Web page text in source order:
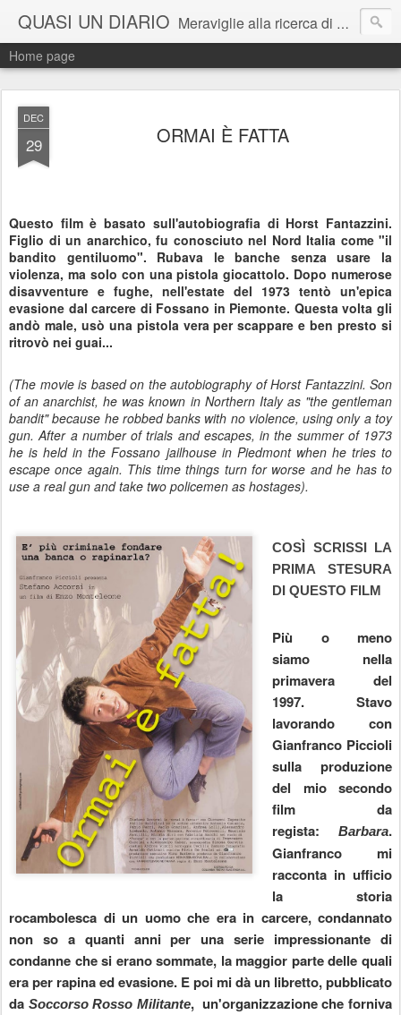
QUASI UN DIARIO Meraviglie alla ricerca di Alice perduta. Salvataggi in extremis sull'altra riva, ingiustizie da correggere e parole da trasformare in esperienza da provare.
Home page
DEC
29 ORMAI È FATTA
Questo film è basato sull'autobiografia di Horst Fantazzini.
Figlio di un anarchico, fu conosciuto nel Nord Italia come "il
bandito gentiluomo". Rubava le banche senza usare la
violenza, ma solo con una pistola giocattolo. Dopo numerose
disavventure e fughe, nell'estate del 1973 tentò un'epica
evasione dal carcere di Fossano in Piemonte. Questa volta gli
andò male, usò una pistola vera per scappare e ben presto si
ritrovò nei guai...
(The movie is based on the autobiography of Horst Fantazzini. Son
of an anarchist, he was known in Northern Italy as "the gentleman
bandit" because he robbed banks with no violence, using only a toy
gun. After a number of trials and escapes, in the summer of 1973
he is held in the Fossano jailhouse in Piedmont when he tries to
escape once again. This time things turn for worse and he has to
use a real gun and take two policemen as hostages).
COSÌ SCRISSI LA
PRIMA STESURA
DI QUESTO FILM
Più o meno
siamo nella
primavera del
1997. Stavo
lavorando con
Gianfranco Piccioli
sulla produzione
del mio secondo
film da
regista:
Barbara.
Gianfranco mi
racconta in ufficio
la storia
rocambolesca di un uomo che era in carcere, condannato
non so a quanti anni per una serie impressionante di
condanne che si erano sommate, la maggior parte delle quali
era per rapina ed evasione. E poi mi dà un libretto, pubblicato
da Soccorso Rosso Militante, un'organizzazione che forniva